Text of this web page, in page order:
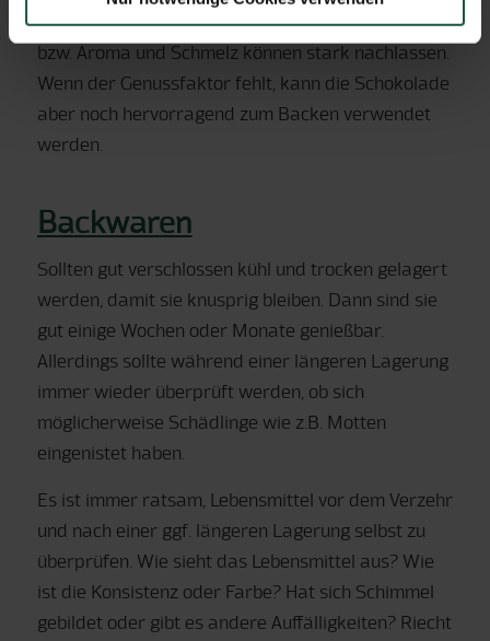
Schokolade nicht, aber Geruch und Geschmack
bzw. Aroma und Schmelz können stark nachlassen.
Wenn der Genussfaktor fehlt, kann die Schokolade
aber noch hervorragend zum Backen verwendet
werden.
Backwaren
Sollten gut verschlossen kühl und trocken gelagert
werden, damit sie knusprig bleiben. Dann sind sie
gut einige Wochen oder Monate genießbar.
Allerdings sollte während einer längeren Lagerung
immer wieder überprüft werden, ob sich
möglicherweise Schädlinge wie z.B. Motten
eingenistet haben.
Es ist immer ratsam, Lebensmittel vor dem Verzehr
und nach einer ggf. längeren Lagerung selbst zu
überprüfen. Wie sieht das Lebensmittel aus? Wie
ist die Konsistenz oder Farbe? Hat sich Schimmel
gebildet oder gibt es andere Auffälligkeiten? Riecht